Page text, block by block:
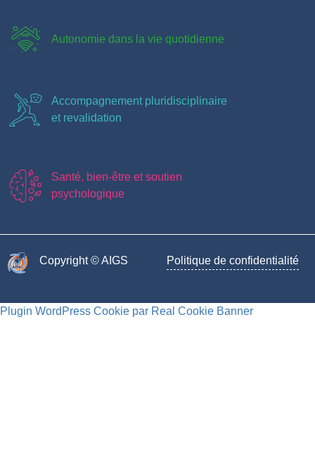
Autonomie dans la vie quotidienne
Accompagnement pluridisciplinaire
et revalidation
Santé, bien-être et soutien
psychologique
Copyright © AIGS​ Politique de confidentialité
Plugin WordPress Cookie par Real Cookie Banner